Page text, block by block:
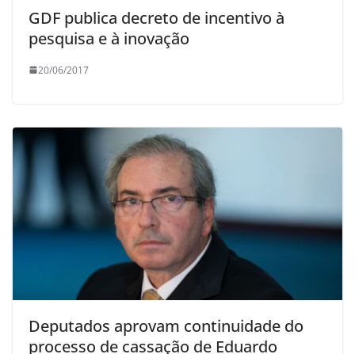
GDF publica decreto de incentivo à
pesquisa e à inovação
20/06/2017
Deputados aprovam continuidade do
processo de cassação de Eduardo